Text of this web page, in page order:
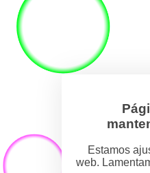
Estamos
web.